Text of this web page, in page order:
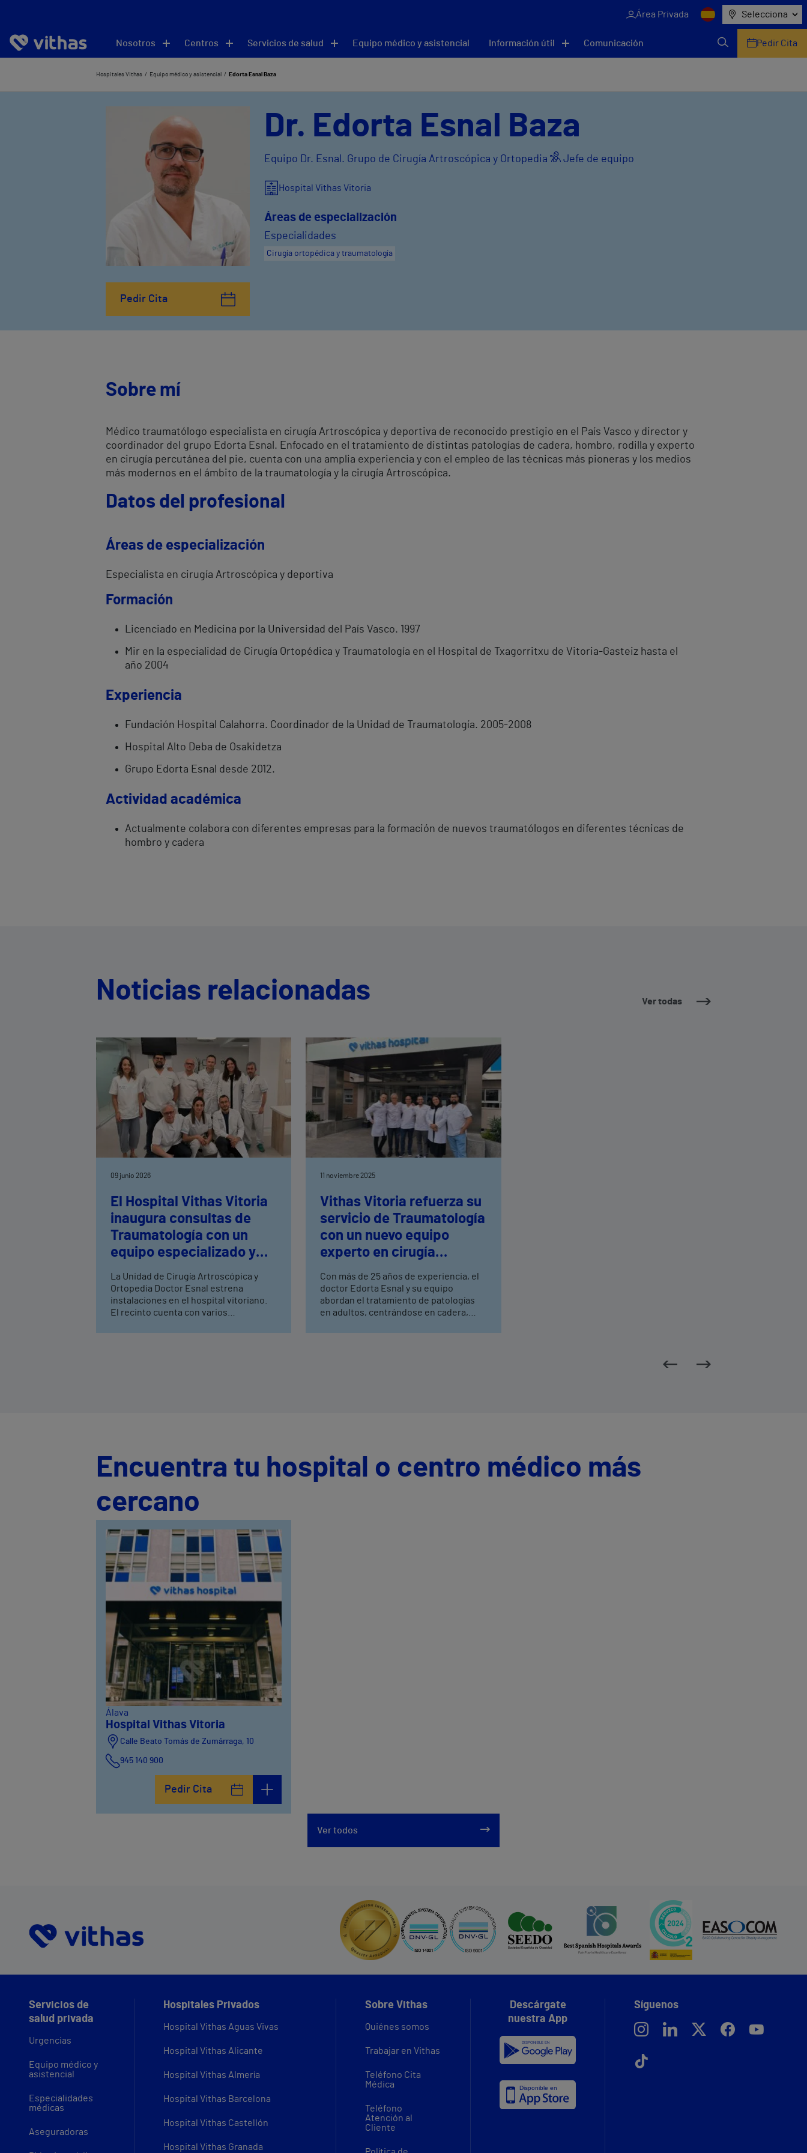
Área Privada Selecciona
Nosotros Centros Servicios de salud Equipo médico y asistencial Información útil Comunicación Pedir Cita
Hospitales Vithas Equipo médico y asistencial Edorta Esnal Baza
Pedir Cita
Dr. Edorta Esnal Baza
Equipo Dr. Esnal. Grupo de Cirugía Artroscópica y Ortopedia Jefe de equipo
Hospital Vithas Vitoria
Áreas de especialización
Especialidades
Cirugía ortopédica y traumatología
Sobre mí
Médico traumatólogo especialista en cirugía Artroscópica y deportiva de reconocido prestigio en el País Vasco y director y
coordinador del grupo Edorta Esnal. Enfocado en el tratamiento de distintas patologías de cadera, hombro, rodilla y experto
en cirugía percutánea del pie, cuenta con una amplia experiencia y con el empleo de las técnicas más pioneras y los medios
más modernos en el ámbito de la traumatología y la cirugía Artroscópica.
Datos del profesional
Áreas de especialización
Especialista en cirugía Artroscópica y deportiva
Formación
Licenciado en Medicina por la Universidad del País Vasco. 1997
Mir en la especialidad de Cirugía Ortopédica y Traumatología en el Hospital de Txagorritxu de Vitoria-Gasteiz hasta el
año 2004
Experiencia
Fundación Hospital Calahorra. Coordinador de la Unidad de Traumatología. 2005-2008
Hospital Alto Deba de Osakidetza
Grupo Edorta Esnal desde 2012.
Actividad académica
Actualmente colabora con diferentes empresas para la formación de nuevos traumatólogos en diferentes técnicas de
hombro y cadera
Noticias relacionadas Ver todas
09 junio 2026
El Hospital Vithas Vitoria
inaugura consultas de
Traumatología con un
equipo especializado y
última tecnología
La Unidad de Cirugía Artroscópica y
Ortopedia Doctor Esnal estrena
instalaciones en el hospital vitoriano.
El recinto cuenta con varios
11 noviembre 2025
Vithas Vitoria refuerza su
servicio de Traumatología
con un nuevo equipo
experto en cirugía
artroscópica y deportiva
Con más de 25 años de experiencia, el
doctor Edorta Esnal y su equipo
abordan el tratamiento de patologías
en adultos, centrándose en cadera,
Encuentra tu hospital o centro médico más
cercano
Álava
Hospital Vithas Vitoria
Calle Beato Tomás de Zumárraga, 10
945 140 900
Pedir Cita
Ver todos
Servicios de
salud privada
Urgencias
Equipo médico y
asistencial
Especialidades
médicas
Aseguradoras
Hospitales Privados
Hospital Vithas Aguas Vivas
Hospital Vithas Alicante
Hospital Vithas Almería
Hospital Vithas Barcelona
Hospital Vithas Castellón
Hospital Vithas Granada
Sobre Vithas
Quiénes somos
Trabajar en Vithas
Teléfono Cita
Médica
Teléfono
Atención al
Cliente
Descárgate
nuestra App
Síguenos